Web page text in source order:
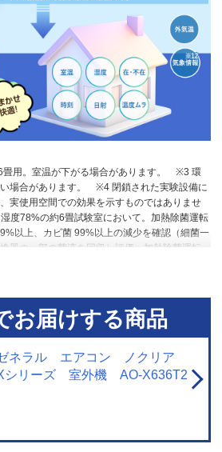
用。室温が下がる場合があります。
※3 環
場合があります。
※4 閉鎖された実験設備に
実使用空間での効果を示すものではありませ
度78%の約6畳試験室において。加熱除菌運転
以上、カビ菌 99%以上の減少を確認（細菌一
器の一部の菌液を回収し評価。加熱除菌運転
油が付着した場合、タバコのヤニ汚れが気に
1回を目安にお客様ご自身でのお手入れをおす
実験設備における試験結果によるもので、実使
ありません。
※8 試験条件：25㎥密閉空間内
転。経時的に空間内の浮遊カビ菌を捕集しカビ
少
※9 試験条件：25㎥密閉空間内に細菌1種
空間内の浮遊細菌を捕集し細菌数を測定。結
定時、1時間あたり自動ECO機能ON時135Wh
お届けする商品
ネラル エアコン ノクリア
シリーズ 室外機 AO-X636T2